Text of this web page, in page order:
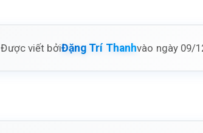
Được viết bởiĐặng Trí Thanhvào ngày 09/